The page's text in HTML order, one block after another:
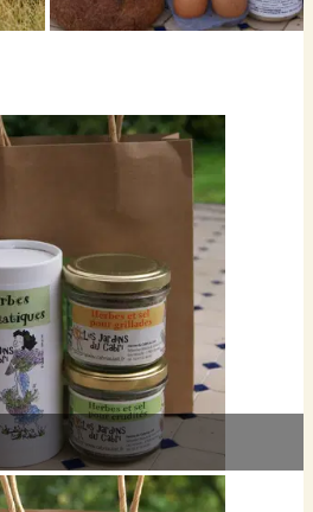
dimanche et les jours fériés. pendant les